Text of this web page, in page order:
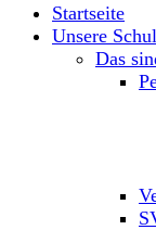
Startseite
Unsere
Das